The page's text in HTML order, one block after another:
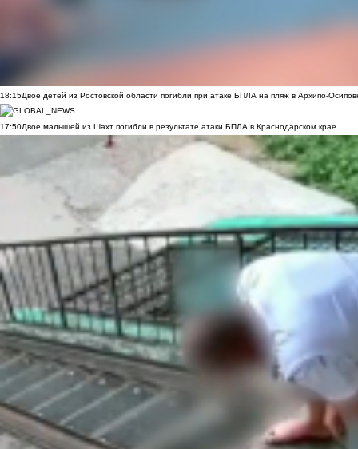
18:15Двое детей из Ростовской области погибли при атаке БПЛА на пляж в Архипо-
17:50Двое малышей из Шахт погибли в результате атаки БПЛА в Краснодарском крае